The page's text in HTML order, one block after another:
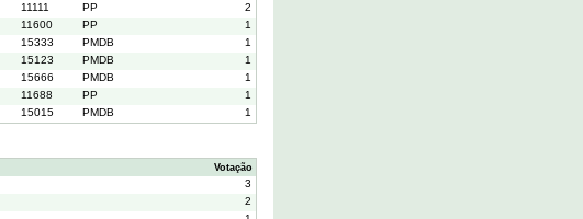
11111 PP
2
11600 PP
1
15333 PMDB
1
15123 PMDB
1
15666 PMDB
1
11688 PP
1
15015 PMDB 1
Votação
3
2